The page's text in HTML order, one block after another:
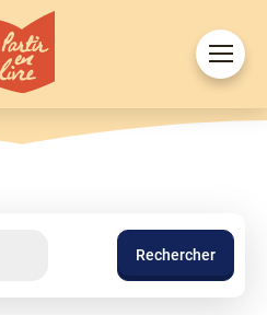
Ouvrir
le